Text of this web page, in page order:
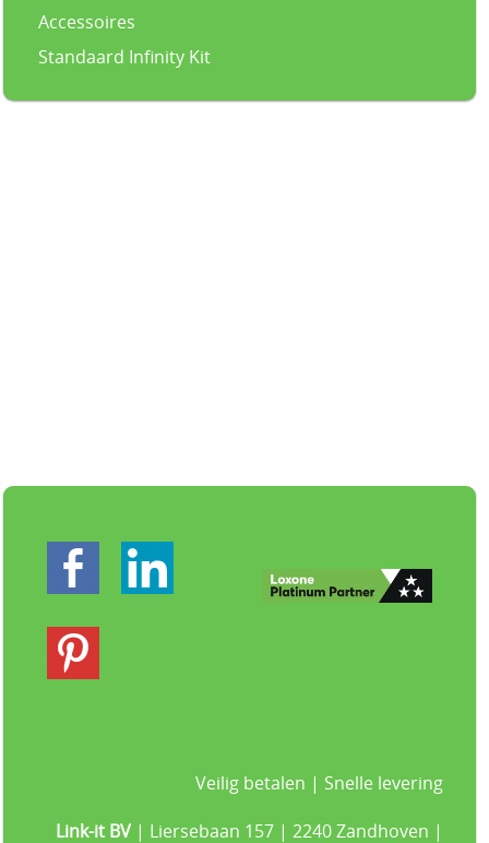
Accessoires
Standaard Infinity Kit
Veilig betalen | Snelle levering
Link-it BV | Liersebaan 157 | 2240 Zandhoven |